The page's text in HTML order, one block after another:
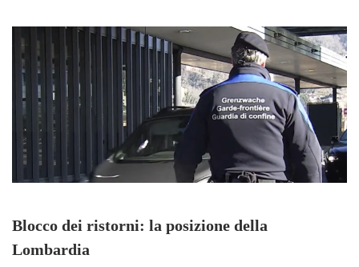
Blocco dei ristorni: la posizione della
Lombardia